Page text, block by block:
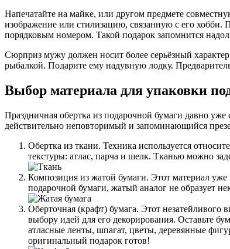
Напечатайте на майке, или другом предмете
изображение или стилизацию, связанную с его
порядковым номером. Такой подарок запомнится
Сюрприз мужу должен носит более серьёзный
рыбалкой. Подарите ему надувную лодку.
Выбор материала для упаковки
Праздничная обертка из подарочной бумаги давно
действительно неповторимый и запоминающийся
Обертка из ткани. Техника используется
текстуры: атлас, парча и шелк. Тканью можно
Композиция из жатой бумаги. Этот материал уже
подарочной бумаги, жатый аналог не образует
Оберточная (крафт) бумага. Этот незатейливого
выбору идей для его декорирования. Оставьте
атласные ленты, шпагат, цветы, деревянные
оригинальный подарок готов!